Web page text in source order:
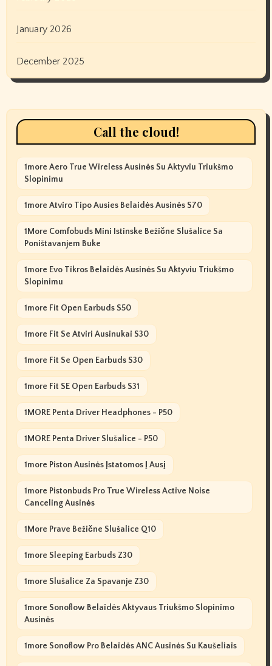
January 2026
December 2025
Call the cloud!
1more Aero True Wireless Ausinės Su Aktyviu Triukšmo
Slopinimu
1more Atviro Tipo Ausies Belaidės Ausinės S70
1More Comfobuds Mini Istinske Bežične Slušalice Sa
Poništavanjem Buke
1more Evo Tikros Belaidės Ausinės Su Aktyviu Triukšmo
Slopinimu
1more Fit Open Earbuds S50
1more Fit Se Atviri Ausinukai S30
1more Fit Se Open Earbuds S30
1more Fit SE Open Earbuds S31
1MORE Penta Driver Headphones - P50
1MORE Penta Driver Slušalice - P50
1more Piston Ausinės Įstatomos Į Ausį
1more Pistonbuds Pro True Wireless Active Noise
Canceling Ausinės
1More Prave Bežične Slušalice Q10
1more Sleeping Earbuds Z30
1more Slušalice Za Spavanje Z30
1more Sonoflow Belaidės Aktyvaus Triukšmo Slopinimo
Ausinės
1more Sonoflow Pro Belaidės ANC Ausinės Su Kaušeliais